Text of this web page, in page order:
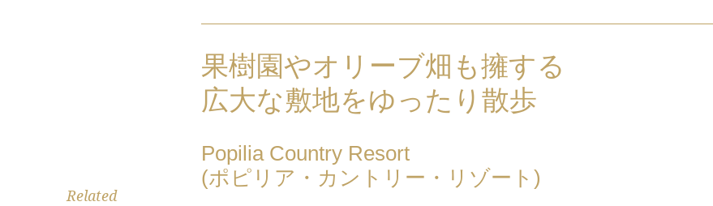
Related
果樹園やオリーブ畑も擁する
広大な敷地をゆったり散歩
Popilia Country Resort
(ポピリア・カントリー・リゾート)